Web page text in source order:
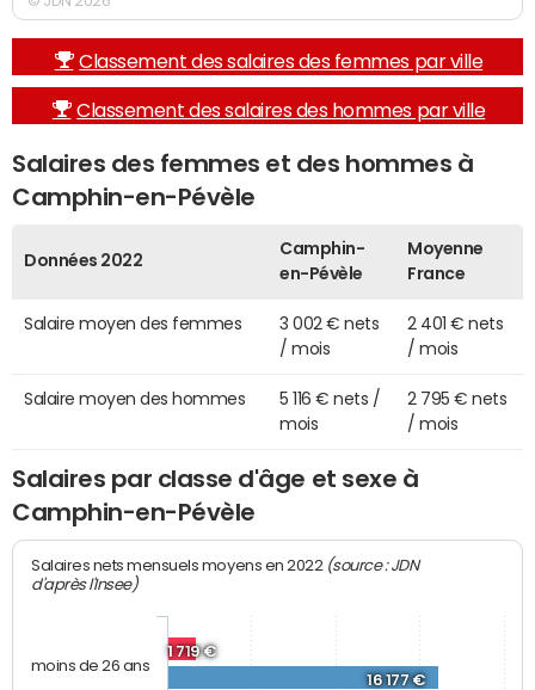
Classement des salaires des femmes par ville
Classement des salaires des hommes par ville
Salaires des femmes et des hommes à
Camphin-en-Pévèle
Données 2022
Camphin-
en-Pévèle
Moyenne
France
Salaire moyen des femmes
3 002 € nets
/ mois
2 401 € nets
/ mois
Salaire moyen des hommes
5 116 € nets /
mois
2 795 € nets
/ mois
Salaires par classe d'âge et sexe à
Camphin-en-Pévèle
Salaires nets mensuels moyens en 2022 (source : JDN
d'après l'Insee)
1 719 €
16 177 €
moins de 26 ans